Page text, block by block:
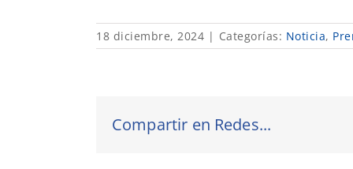
18 diciembre, 2024 | Categorías: Noticia,
Compartir en Redes...